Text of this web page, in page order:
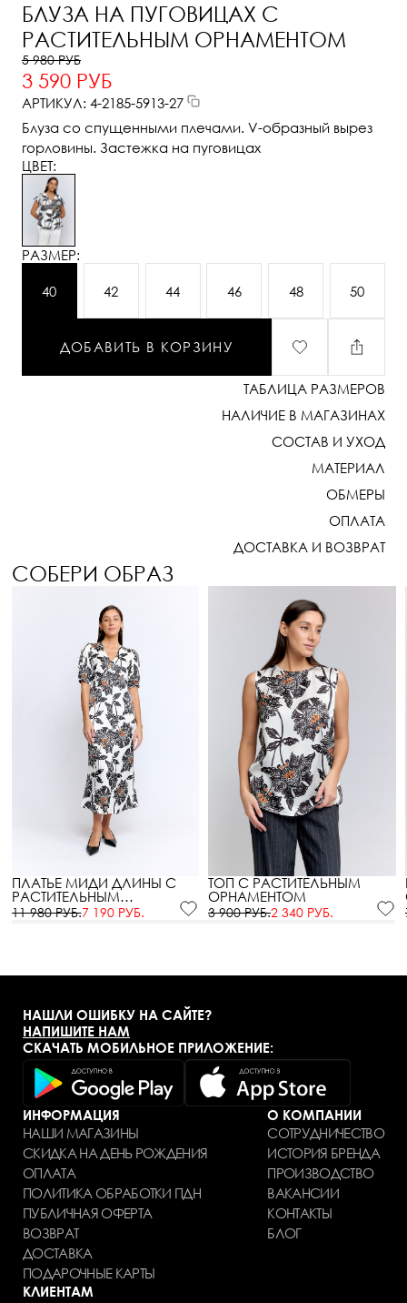
БЛУЗА НА ПУГОВИЦАХ С
РАСТИТЕЛЬНЫМ ОРНАМЕНТОМ
5 980 РУБ
3 590 РУБ
АРТИКУЛ: 4-2185-5913-27
Блуза со спущенными плечами. V-образный вырез
горловины. Застежка на пуговицах
ЦВЕТ:
РАЗМЕР:
40 42 44 46 48 50
ДОБАВИТЬ В КОРЗИНУ
ТАБЛИЦА РАЗМЕРОВ
НАЛИЧИЕ В МАГАЗИНАХ
СОСТАВ И УХОД
МАТЕРИАЛ
ОБМЕРЫ
ОПЛАТА
ДОСТАВКА И ВОЗВРАТ
СОБЕРИ ОБРАЗ
ПЛАТЬЕ МИДИ ДЛИНЫ С
РАСТИТЕЛЬНЫМ
ОРНАМЕНТОМ
11 980 РУБ.7 190 РУБ.
ТОП С РАСТИТЕЛЬНЫМ
ОРНАМЕНТОМ
3 900 РУБ.2 340 РУБ.
НАШЛИ ОШИБКУ НА САЙТЕ?
НАПИШИТЕ НАМ
СКАЧАТЬ МОБИЛЬНОЕ ПРИЛОЖЕНИЕ:
ИНФОРМАЦИЯ
НАШИ МАГАЗИНЫ
СКИДКА НА ДЕНЬ РОЖДЕНИЯ
ОПЛАТА
ПОЛИТИКА ОБРАБОТКИ ПДН
ПУБЛИЧНАЯ ОФЕРТА
ВОЗВРАТ
ДОСТАВКА
ПОДАРОЧНЫЕ КАРТЫ
О КОМПАНИИ
СОТРУДНИЧЕСТВО
ИСТОРИЯ БРЕНДА
ПРОИЗВОДСТВО
ВАКАНСИИ
КОНТАКТЫ
БЛОГ
КЛИЕНТАМ